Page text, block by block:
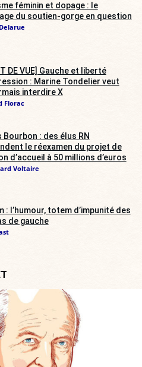
féminin et dopage : le
du soutien-gorge en question
DE VUE] Gauche et liberté
: Marine Tondelier veut
interdire X
Florac
Bourbon : des élus RN
le réexamen du projet de
d’accueil à 50 millions d’euros
Voltaire
: l’humour, totem d’impunité des
de gauche